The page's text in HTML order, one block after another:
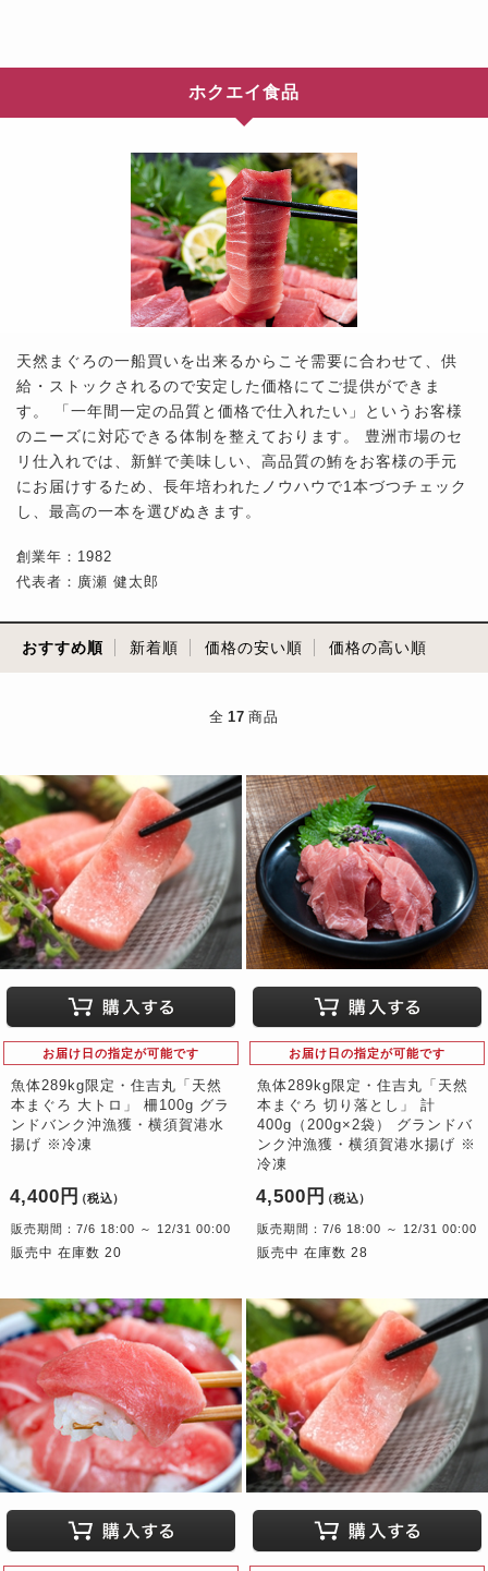
ホクエイ食品
天然まぐろの一船買いを出来るからこそ需要に合わせて、供
給・ストックされるので安定した価格にてご提供ができま
す。 「一年間一定の品質と価格で仕入れたい」というお客様
のニーズに対応できる体制を整えております。 豊洲市場のセ
リ仕入れでは、新鮮で美味しい、高品質の鮪をお客様の手元
にお届けするため、長年培われたノウハウで1本づつチェック
し、最高の一本を選びぬきます。
創業年：1982
代表者：廣瀬 健太郎
おすすめ順 新着順 価格の安い順 価格の高い順
全 17 商品
お届け日の指定が可能です
魚体289kg限定・住吉丸「天然
本まぐろ 大トロ」 柵100g グラ
ンドバンク沖漁獲・横須賀港水
揚げ ※冷凍
4,400円 （税込）
販売期間：7/6 18:00 ～ 12/31 00:00
販売中 在庫数 20
お届け日の指定が可能です
魚体289kg限定・住吉丸「天然
本まぐろ 切り落とし」 計
400g（200g×2袋） グランドバ
ンク沖漁獲・横須賀港水揚げ ※
冷凍
4,500円 （税込）
販売期間：7/6 18:00 ～ 12/31 00:00
販売中 在庫数 28